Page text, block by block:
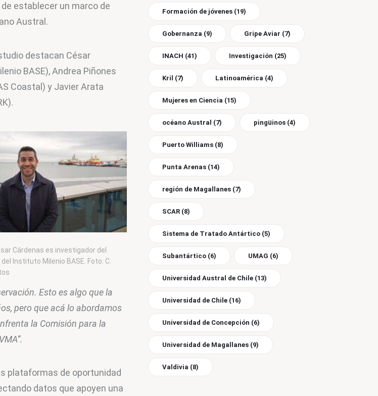
establecer un marco de
Austral.
destacan César
BASE), Andrea Piñones
Coastal) y Javier Arata
Cárdenas es investigador del
del Instituto Milenio BASE. Foto: C.
Esto es algo que la
pero que acá lo abordamos
la Comisión para la
plataformas de oportunidad
datos que apoyen una
Formación de jóvenes (19)
Gobernanza (9) Gripe Aviar (7)
INACH (41) Investigación (25)
Kril (7) Latinoamérica (4)
Mujeres en Ciencia (15)
océano Austral (7) pingüinos (4)
Puerto Williams (8)
Punta Arenas (14)
región de Magallanes (7)
SCAR (8)
Sistema de Tratado Antártico (5)
Subantártico (6) UMAG (6)
Universidad Austral de Chile (13)
Universidad de Chile (16)
Universidad de Concepción (6)
Universidad de Magallanes (9)
Valdivia (8)